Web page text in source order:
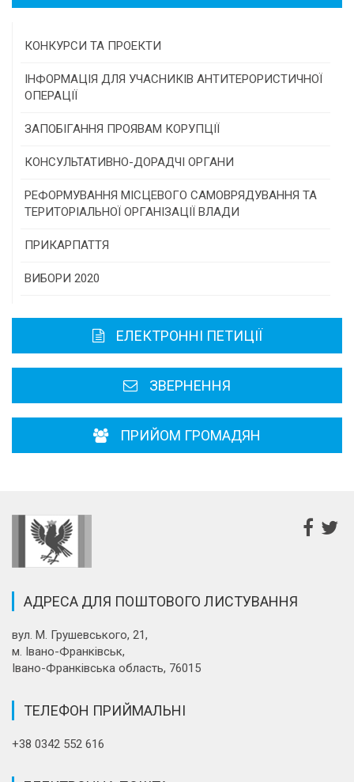
КОНКУРСИ ТА ПРОЕКТИ
Конкурс проектів та програм місцевого
самоврядування
Конкурс інститутів громадянського суспільства
Програми/конкурси МТД
ІНФОРМАЦІЯ ДЛЯ УЧАСНИКІВ АНТИТЕРОРИСТИЧНОЇ
ОПЕРАЦІЇ
ЗАПОБІГАННЯ ПРОЯВАМ КОРУПЦІЇ
КОНСУЛЬТАТИВНО-ДОРАДЧІ ОРГАНИ
Консультативна рада
РЕФОРМУВАННЯ МІСЦЕВОГО САМОВРЯДУВАННЯ ТА
ТЕРИТОРІАЛЬНОЇ ОРГАНІЗАЦІЇ ВЛАДИ
ПРИКАРПАТТЯ
Історична довідка
Районні, міські ради
ВИБОРИ 2020
ЕЛЕКТРОННІ ПЕТИЦІЇ
ЗВЕРНЕННЯ
ПРИЙОМ ГРОМАДЯН
АДРЕСА ДЛЯ ПОШТОВОГО ЛИСТУВАННЯ
вул. М. Грушевського, 21,
м. Івано-Франківськ,
Івано-Франківська область, 76015
ТЕЛЕФОН ПРИЙМАЛЬНІ
+38 0342 552 616